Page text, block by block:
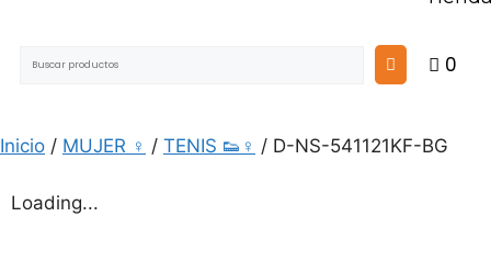
0
Inicio / MUJER ♀ / TENIS 👟♀ / D-NS-541121KF-BG
Loading...